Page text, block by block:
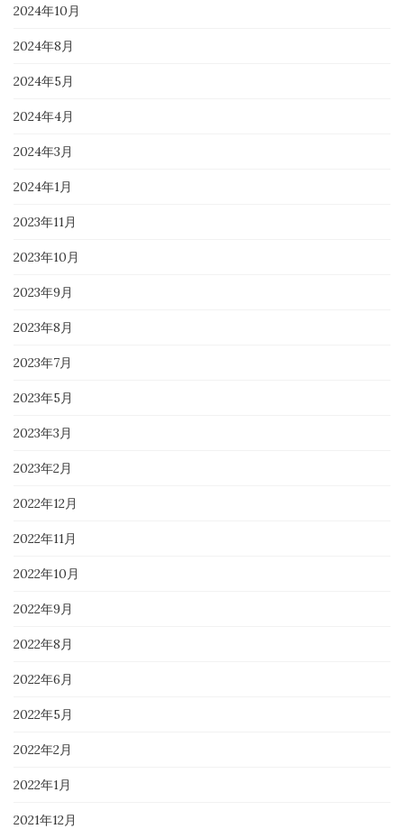
2024年10月
2024年8月
2024年5月
2024年4月
2024年3月
2024年1月
2023年11月
2023年10月
2023年9月
2023年8月
2023年7月
2023年5月
2023年3月
2023年2月
2022年12月
2022年11月
2022年10月
2022年9月
2022年8月
2022年6月
2022年5月
2022年2月
2022年1月
2021年12月